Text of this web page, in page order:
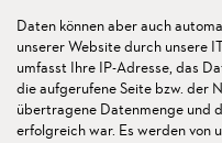
Daten können aber auch
unserer Website durch unsere
umfasst Ihre IP-Adresse, das
die aufgerufene Seite bzw. der
übertragene Datenmenge und
erfolgreich war. Es werden von